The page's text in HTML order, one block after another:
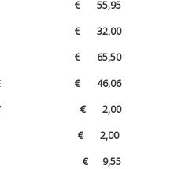
€ 55,95
€ 32,00
€ 65,50
€ 46,06
€ 2,00
€ 2,00
€ 9,55